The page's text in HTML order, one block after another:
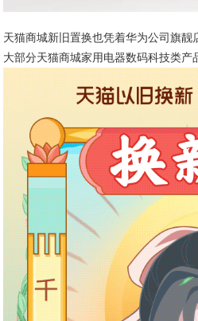
天猫商城新旧置换也凭着华为公司旗
大部分天猫商城家用电器数码科技类产